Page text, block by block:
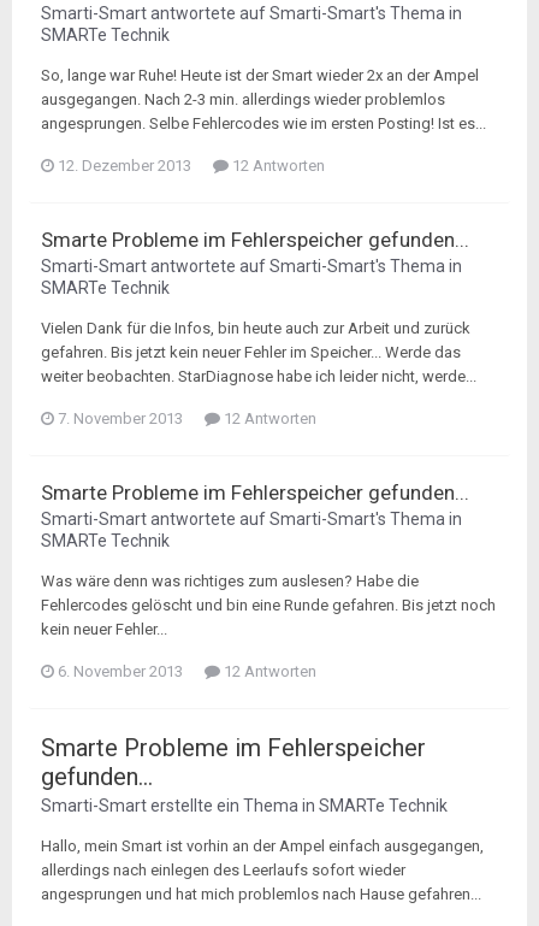
Smarti-Smartantwortete aufSmarti-Smart's Thema in
SMARTe Technik
So, lange war Ruhe! Heute ist der Smart wieder 2x an der Ampel
ausgegangen. Nach 2-3 min. allerdings wieder problemlos
angesprungen. Selbe Fehlercodes wie im ersten Posting! Ist es...
12. Dezember 2013 12 Antworten
Smarte Probleme im Fehlerspeicher gefunden...
Smarti-Smartantwortete aufSmarti-Smart's Thema in
SMARTe Technik
Vielen Dank für die Infos, bin heute auch zur Arbeit und zurück
gefahren. Bis jetzt kein neuer Fehler im Speicher... Werde das
weiter beobachten. StarDiagnose habe ich leider nicht, werde...
7. November 2013 12 Antworten
Smarte Probleme im Fehlerspeicher gefunden...
Smarti-Smartantwortete aufSmarti-Smart's Thema in
SMARTe Technik
Was wäre denn was richtiges zum auslesen? Habe die
Fehlercodes gelöscht und bin eine Runde gefahren. Bis jetzt noch
kein neuer Fehler...
6. November 2013 12 Antworten
Smarte Probleme im Fehlerspeicher
gefunden...
Smarti-Smarterstellte ein Thema in SMARTe Technik
Hallo, mein Smart ist vorhin an der Ampel einfach ausgegangen,
allerdings nach einlegen des Leerlaufs sofort wieder
angesprungen und hat mich problemlos nach Hause gefahren...